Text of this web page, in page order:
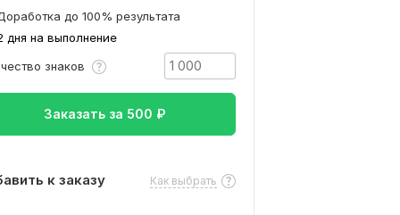
дня на выполнение
до 100% результата
знаков
Заказать за 500 ₽
к заказу Как выбрать